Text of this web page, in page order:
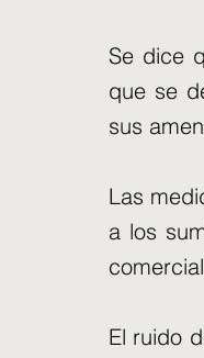
Se dice
que se
sus
Las
a los
El ruido